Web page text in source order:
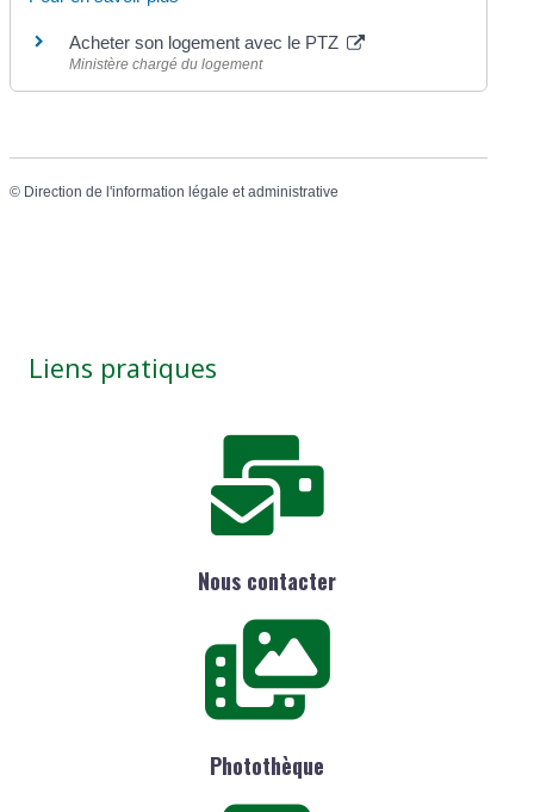
Acheter son logement avec le PTZ
Ministère chargé du logement
© Direction de l'information légale et administrative
Liens pratiques
Nous contacter
Photothèque